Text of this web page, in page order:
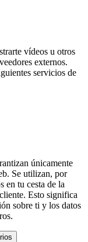
vídeos u otros
externos.
servicios de
únicamente
Se utilizan, por
en tu cesta de la
Esto significa
sobre ti y los datos